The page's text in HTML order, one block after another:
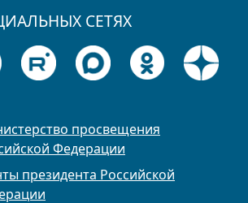
СЕТЯХ
просвещения
Федерации
президента Российской